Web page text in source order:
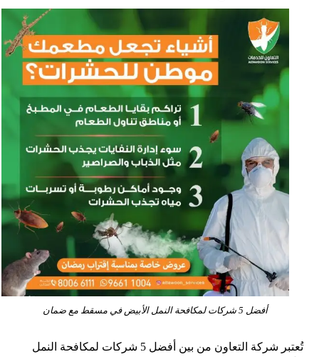
أفضل 5 شركات لمكافحة النمل الأبيض في مسقط مع ضمان
تُعتبر شركة التعاون من بين أفضل 5 شركات لمكافحة النمل